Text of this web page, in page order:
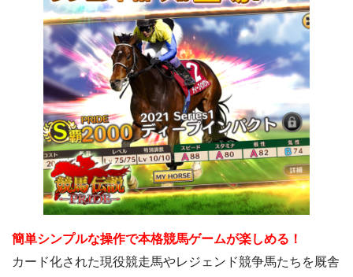
簡単シンプルな操作で本格競馬ゲームが楽しめる！
カード化された現役競走馬やレジェンド競争馬たちを厩舎